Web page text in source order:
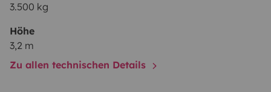
3.500 kg
Höhe
3,2 m
Zu allen technischen Details